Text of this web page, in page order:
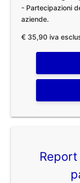
- Partecipazioni
aziende.
€ 35,90 iva